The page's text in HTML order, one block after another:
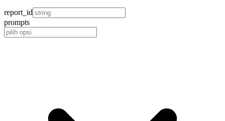
report_id
prompts